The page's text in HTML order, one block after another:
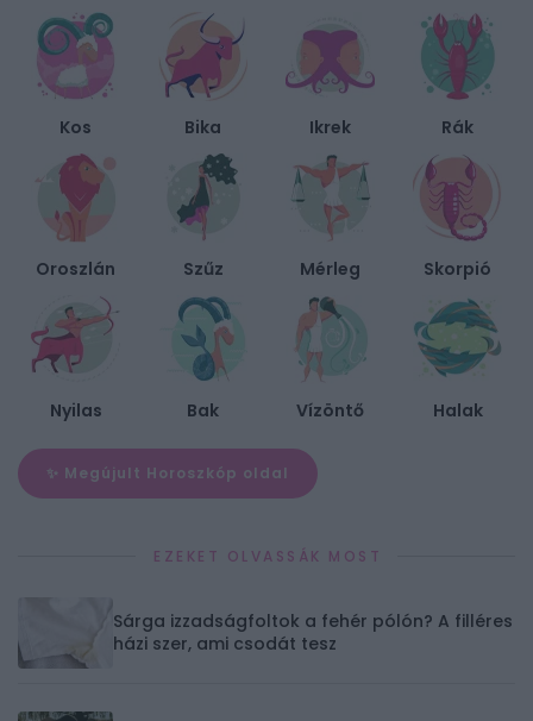
Kos Bika Ikrek Rák
Oroszlán Szűz Mérleg Skorpió
Nyilas Bak Vízöntő Halak
✨ Megújult Horoszkóp oldal
EZEKET OLVASSÁK MOST
Sárga izzadságfoltok a fehér pólón? A filléres
házi szer, ami csodát tesz